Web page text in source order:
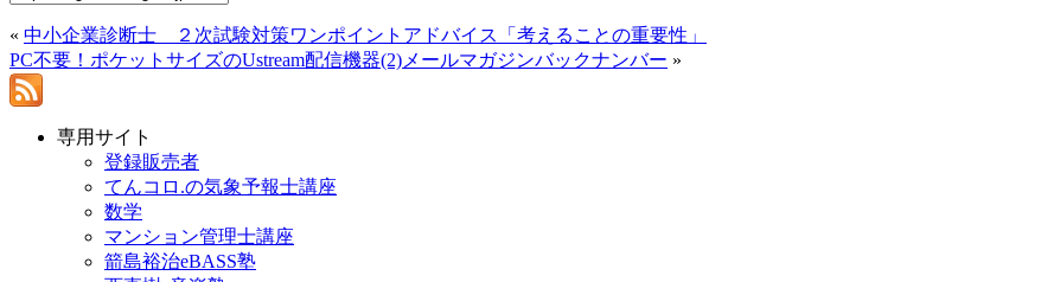
« 中小企業診断士 ２次試験対策ワンポイントアドバイス「考えることの重要性」
PC不要！ポケットサイズのUstream配信機器(2)メールマガジンバックナンバー »
専用サイト
登録販売者
てんコロ.の気象予報士講座
数学
マンション管理士講座
箭島裕治eBASS塾